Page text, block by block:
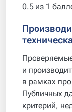
0.5 из 1
Проверяемые
и
в рамках
Публичных
критерий,